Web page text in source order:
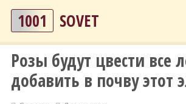
1001 SOVET
Розы будут цвести все
добавить в почву этот